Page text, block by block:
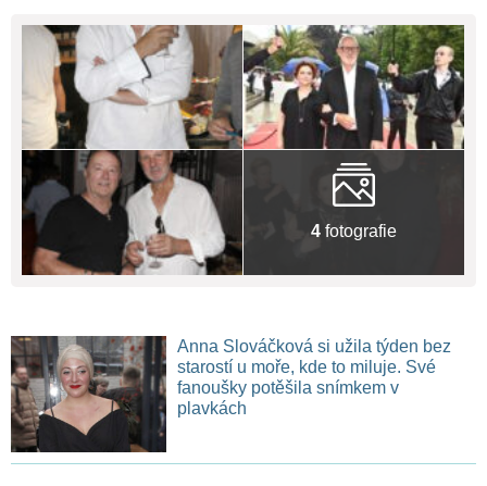
4 fotografie
Anna Slováčková si užila týden bez
starostí u moře, kde to miluje. Své
fanoušky potěšila snímkem v
plavkách